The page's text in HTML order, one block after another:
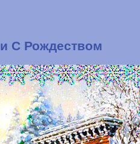
С Рождеством